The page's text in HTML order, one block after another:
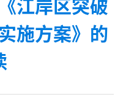
江岸区突破
施方案》的